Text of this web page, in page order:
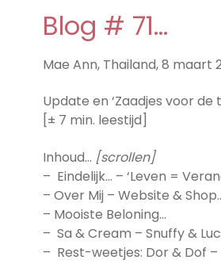
Blog # 71…
Mae Ann, Thailand, 8 maart
Update en ‘Zaadjes voor de
[± 7 min. leestijd]
Inhoud… [scrollen]
– Eindelijk… – ‘Leven =
– Over Mij – Website &
– Mooiste Beloning…
– Sa & Cream – Snuffy &
– Rest-weetjes: Dor & Dof –